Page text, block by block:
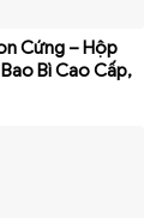
Cứng – Hộp
Bì Cao Cấp,